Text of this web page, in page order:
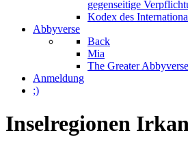
gegenseitige
Kodex des
Abbyverse
Back
Mia
The Greater Abbyverse
Anmeldung
;)
Inselregionen